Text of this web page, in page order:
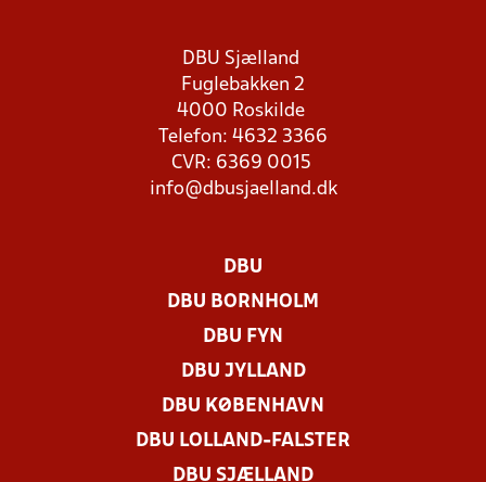
DBU Sjælland
Fuglebakken 2
4000 Roskilde
Telefon: 4632 3366
CVR: 6369 0015
info@dbusjaelland.dk
DBU
DBU BORNHOLM
DBU FYN
DBU JYLLAND
DBU KØBENHAVN
DBU LOLLAND-FALSTER
DBU SJÆLLAND